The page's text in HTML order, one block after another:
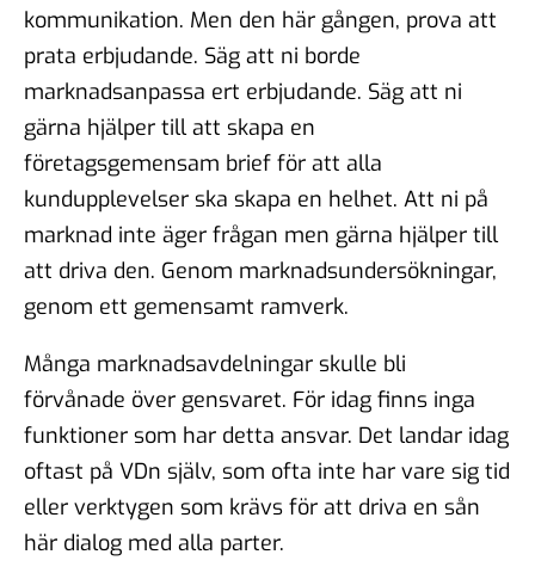
kommunikation. Men den här gången, prova att
prata erbjudande. Säg att ni borde
marknadsanpassa ert erbjudande. Säg att ni
gärna hjälper till att skapa en
företagsgemensam brief för att alla
kundupplevelser ska skapa en helhet. Att ni på
marknad inte äger frågan men gärna hjälper till
att driva den. Genom marknadsundersökningar,
genom ett gemensamt ramverk.
Många marknadsavdelningar skulle bli
förvånade över gensvaret. För idag finns inga
funktioner som har detta ansvar. Det landar idag
oftast på VDn själv, som ofta inte har vare sig tid
eller verktygen som krävs för att driva en sån
här dialog med alla parter.